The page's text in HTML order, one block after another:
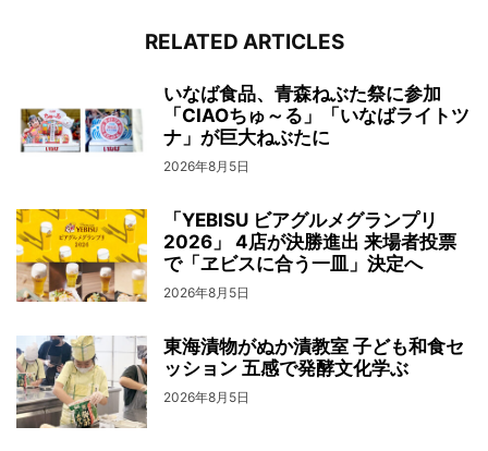
RELATED ARTICLES
いなば食品、青森ねぶた祭に参加
「CIAOちゅ～る」「いなばライトツ
ナ」が巨大ねぶたに
2026年8月5日
「YEBISU ビアグルメグランプリ
2026」 4店が決勝進出 来場者投票
で「ヱビスに合う一皿」決定へ
2026年8月5日
東海漬物がぬか漬教室 子ども和食セ
ッション 五感で発酵文化学ぶ
2026年8月5日